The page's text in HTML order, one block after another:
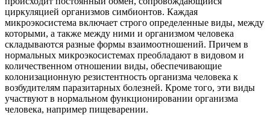
циркуляцией организмов симбионтов. Каждая
микроэкосистема включает строго определенные виды, между
которыми, а также между ними и организмом человека
складываются разные формы взаимоотношений. Причем в
нормальных микроэкосистемах преобладают в видовом и
количественном отношении виды, обеспечивающие
колонизационную резистентность организма человека к
возбудителям паразитарных болезней. Кроме того, эти виды
участвуют в нормальном функционировании организма
человека, например пищеварении.